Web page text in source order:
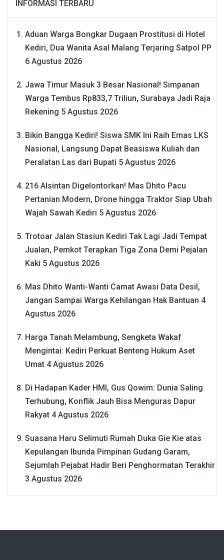
INFORMASI TERBARU
Aduan Warga Bongkar Dugaan Prostitusi di Hotel
Kediri, Dua Wanita Asal Malang Terjaring Satpol PP
6 Agustus 2026
Jawa Timur Masuk 3 Besar Nasional! Simpanan
Warga Tembus Rp833,7 Triliun, Surabaya Jadi Raja
Rekening 5 Agustus 2026
Bikin Bangga Kediri! Siswa SMK Ini Raih Emas LKS
Nasional, Langsung Dapat Beasiswa Kuliah dan
Peralatan Las dari Bupati 5 Agustus 2026
216 Alsintan Digelontorkan! Mas Dhito Pacu
Pertanian Modern, Drone hingga Traktor Siap Ubah
Wajah Sawah Kediri 5 Agustus 2026
Trotoar Jalan Stasiun Kediri Tak Lagi Jadi Tempat
Jualan, Pemkot Terapkan Tiga Zona Demi Pejalan
Kaki 5 Agustus 2026
Mas Dhito Wanti-Wanti Camat Awasi Data Desil,
Jangan Sampai Warga Kehilangan Hak Bantuan 4
Agustus 2026
Harga Tanah Melambung, Sengketa Wakaf
Mengintai: Kediri Perkuat Benteng Hukum Aset
Umat 4 Agustus 2026
Di Hadapan Kader HMI, Gus Qowim: Dunia Saling
Terhubung, Konflik Jauh Bisa Menguras Dapur
Rakyat 4 Agustus 2026
Suasana Haru Selimuti Rumah Duka Gie Kie atas
Kepulangan Ibunda Pimpinan Gudang Garam,
Sejumlah Pejabat Hadir Beri Penghormatan Terakhir
3 Agustus 2026